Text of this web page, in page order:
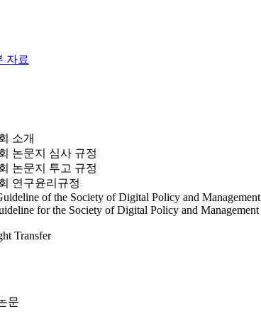
자료
소개
논문지 심사 규정
논문지 투고 규정
연구윤리규정
of the Society of Digital Policy and Management
for the Society of Digital Policy and Management
Transfer
문